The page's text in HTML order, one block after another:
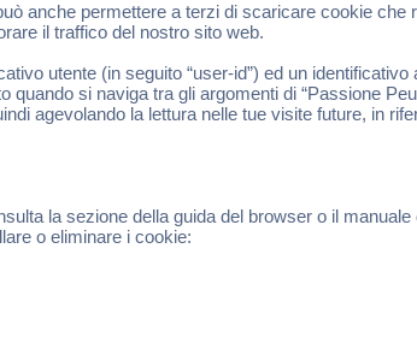
anche permettere a terzi di scaricare cookie
il traffico del nostro sito web.
utente (in seguito “user-id”) ed un
quando si naviga tra gli argomenti di “Passione
agevolando la lettura nelle tue visite future, in
la sezione della guida del browser o il
o eliminare i cookie: